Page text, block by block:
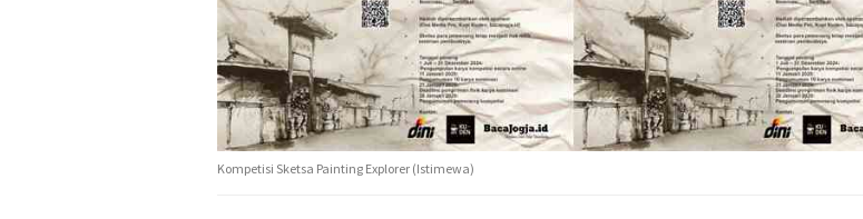
Kompetisi Sketsa Painting Explorer (Istimewa)